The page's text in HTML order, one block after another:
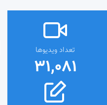
تعداد ویدیوها
31,081